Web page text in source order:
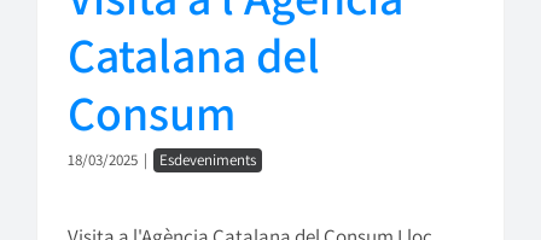
Catalana del
Consum
18/03/2025 | Esdeveniments